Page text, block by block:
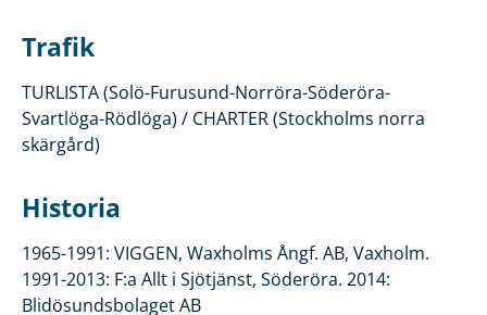
Trafik
TURLISTA (Solö-Furusund-Norröra-Söderöra-
Svartlöga-Rödlöga) / CHARTER (Stockholms norra
skärgård)
Historia
1965-1991: VIGGEN, Waxholms Ångf. AB, Vaxholm.
1991-2013: F:a Allt i Sjötjänst, Söderöra. 2014:
Blidösundsbolaget AB